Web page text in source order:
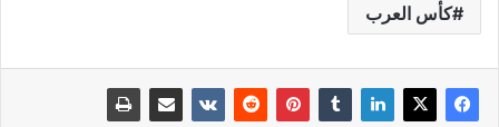
كأس العرب